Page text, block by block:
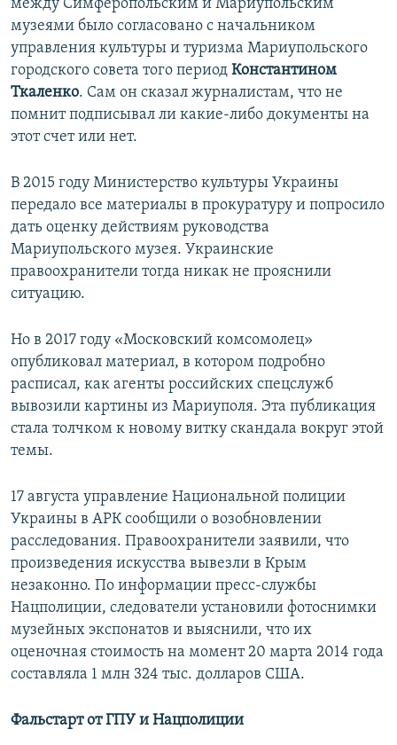
между Симферопольским и Мариупольским
музеями было согласовано с начальником
управления культуры и туризма Мариупольского
городского совета того период Константином
Ткаленко. Сам он сказал журналистам, что не
помнит подписывал ли какие-либо документы на
этот счет или нет.
В 2015 году Министерство культуры Украины
передало все материалы в прокуратуру и попросило
дать оценку действиям руководства
Мариупольского музея. Украинские
правоохранители тогда никак не прояснили
ситуацию.
Но в 2017 году «Московский комсомолец»
опубликовал материал, в котором подробно
расписал, как агенты российских спецслужб
вывозили картины из Мариуполя. Эта публикация
стала толчком к новому витку скандала вокруг этой
темы.
17 августа управление Национальной полиции
Украины в АРК сообщили о возобновлении
расследования. Правоохранители заявили, что
произведения искусства вывезли в Крым
незаконно. По информации пресс-службы
Нацполиции, следователи установили фотоснимки
музейных экспонатов и выяснили, что их
оценочная стоимость на момент 20 марта 2014 года
составляла 1 млн 324 тыс. долларов США.
Фальстарт от ГПУ и Нацполиции